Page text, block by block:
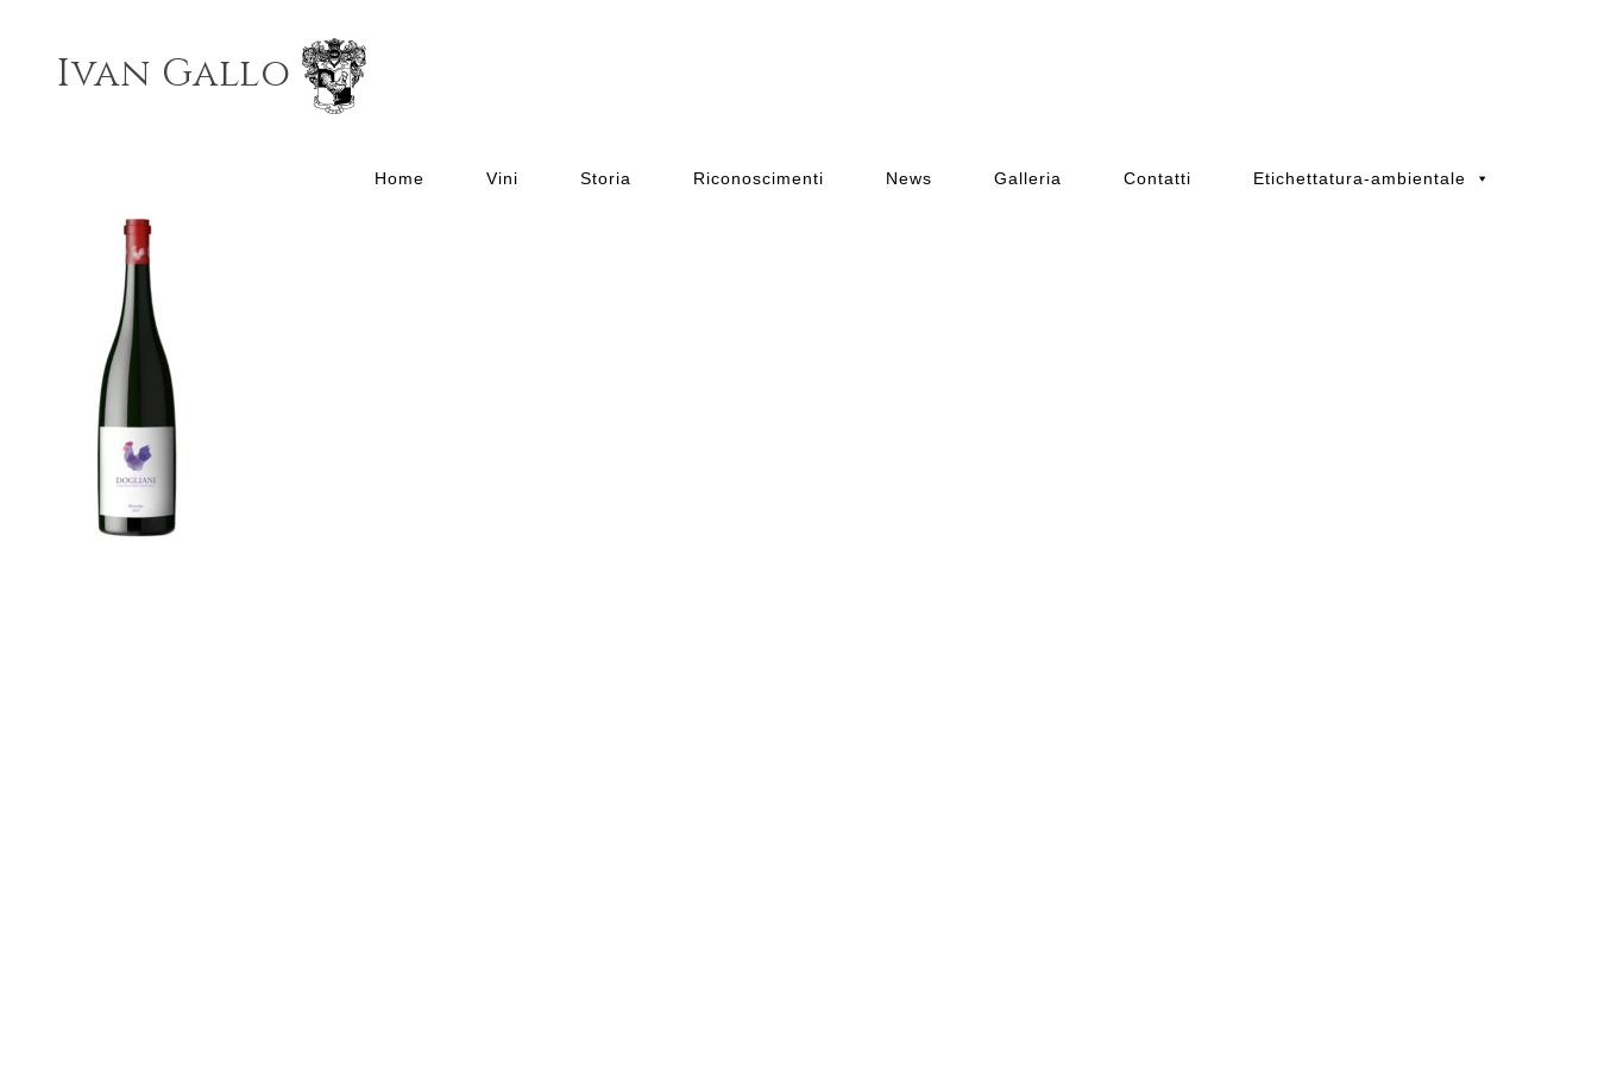
Ivan Gallo
Home Vini Storia Riconoscimenti News Galleria Contatti Etichettatura-ambientale